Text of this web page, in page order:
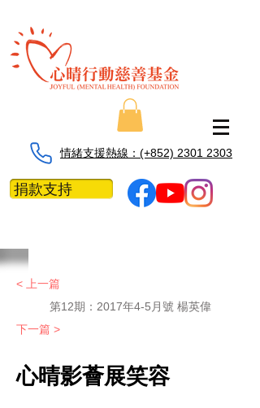
情緒支援熱線：​​(+852) 2301 2303
捐款支持
< 上一篇
第12期：2017年4-5月號 楊英偉
下一篇 >
心晴影薈展笑容